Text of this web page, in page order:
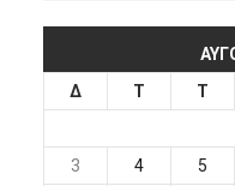
Δ
Τ Τ
3
4 5